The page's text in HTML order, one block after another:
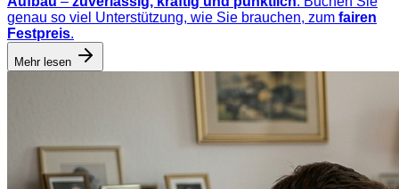
genau so viel Unterstützung, wie Sie brauchen, zum fairen
Festpreis.
Mehr lesen